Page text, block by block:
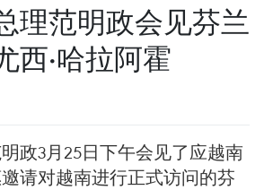
理范明政会见芬兰
西·哈拉阿霍
政3月25日下午会见了应越南
请对越南进行正式访问的芬